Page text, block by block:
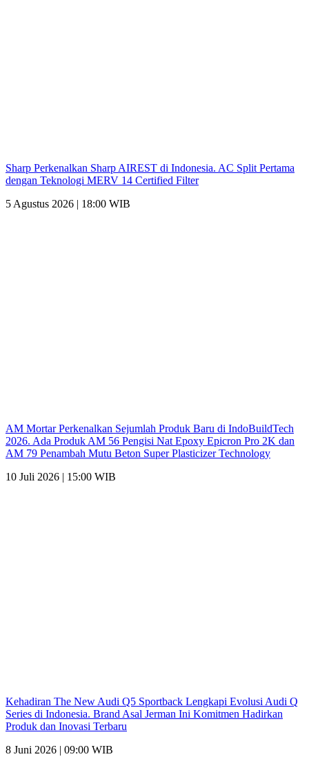
Sharp Perkenalkan Sharp AIREST di Indonesia. AC Split Pertama
dengan Teknologi MERV 14 Certified Filter
5 Agustus 2026 | 18:00 WIB
AM Mortar Perkenalkan Sejumlah Produk Baru di IndoBuildTech
2026. Ada Produk AM 56 Pengisi Nat Epoxy Epicron Pro 2K dan
AM 79 Penambah Mutu Beton Super Plasticizer Technology
10 Juli 2026 | 15:00 WIB
Kehadiran The New Audi Q5 Sportback Lengkapi Evolusi Audi Q
Series di Indonesia. Brand Asal Jerman Ini Komitmen Hadirkan
Produk dan Inovasi Terbaru
8 Juni 2026 | 09:00 WIB